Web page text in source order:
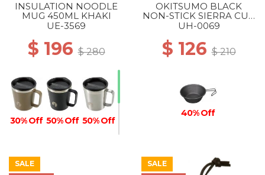
INSULATION NOODLE
MUG 450ML KHAKI
UE-3569
$ 196$ 280
30% Off 50% Off 50% Off
OKITSUMO BLACK
NON-STICK SIERRA CUP
320ML ML
UH-0069
$ 126$ 210
40% Off
SALE
SALE